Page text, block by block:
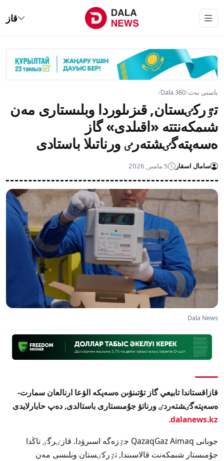
قاز
باستى بەت/
Dala 360
/
تٷركٸستان, قىزىلوردا وبلىستارى مەن
شىمكەنتتە «اقىلدى» گاز
ەسەپتەگٸشتەرٸ ورناتىلا باستادى
سامال اسقار 5 مامىر, 2026
Dala News
قازاقستاندا تابيعي گاز تۇتىنۋىن ەسەپكە الۋعا ارنالعان سمارت-
ەسەپتەگٸشتەردٸ ورناتۋ جۇمىستارى باستالدى, دەپ حابارلايدى
dalanews.kz.
جوبانى QazaqGaz Aimaq جٷزەگە اسىرۋدا. قازٸرگٸ تاڭدا
جۇمىستار شىمكەنت قالاسىندا, تٷركٸستان وبلىسى مەن